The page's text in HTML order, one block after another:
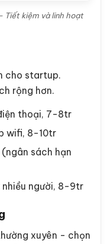
Tiết kiệm và linh hoạt
cho startup.
rộng hơn.
thoại, 7-8tr
wifi, 8-10tr
sách hạn
người, 8-9tr
xuyên - chọn